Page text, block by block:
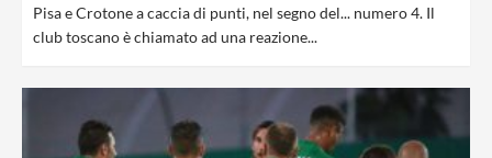
Pisa e Crotone a caccia di punti, nel segno del... numero 4. Il
club toscano è chiamato ad una reazione...